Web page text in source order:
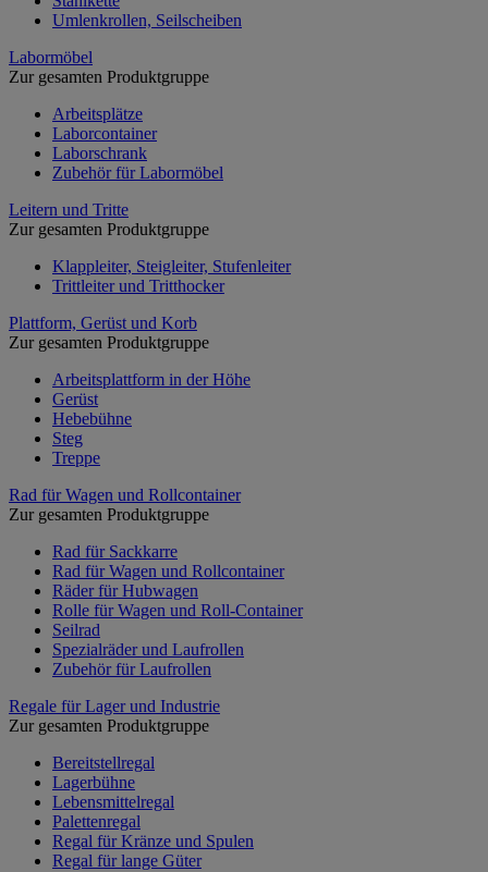
Umlenkrollen, Seilscheiben
Labormöbel
Zur gesamten Produktgruppe
Arbeitsplätze
Laborcontainer
Laborschrank
Zubehör für Labormöbel
Leitern und Tritte
Zur gesamten Produktgruppe
Klappleiter, Steigleiter, Stufenleiter
Trittleiter und Tritthocker
Plattform, Gerüst und Korb
Zur gesamten Produktgruppe
Arbeitsplattform in der Höhe
Gerüst
Hebebühne
Steg
Treppe
Rad für Wagen und Rollcontainer
Zur gesamten Produktgruppe
Rad für Sackkarre
Rad für Wagen und Rollcontainer
Räder für Hubwagen
Rolle für Wagen und Roll-Container
Seilrad
Spezialräder und Laufrollen
Zubehör für Laufrollen
Regale für Lager und Industrie
Zur gesamten Produktgruppe
Bereitstellregal
Lagerbühne
Lebensmittelregal
Palettenregal
Regal für Kränze und Spulen
Regal für lange Güter